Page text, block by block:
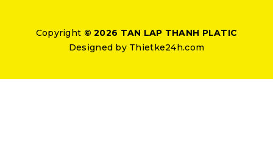
Copyright © 2026 TAN LAP THANH PLATIC
Designed by Thietke24h.com